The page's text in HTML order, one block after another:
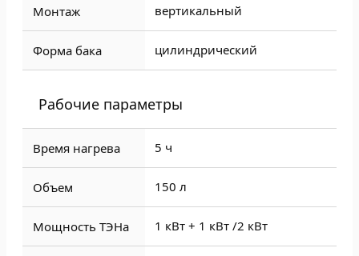
Монтаж вертикальный
Форма бака цилиндрический
Рабочие параметры
Время нагрева 5 ч
Объем 150 л
Мощность ТЭНа 1 кВт + 1 кВт /2 кВт